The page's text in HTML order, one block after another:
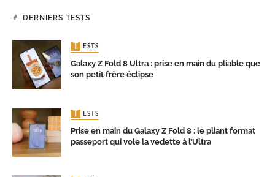
DERNIERS TESTS
TESTS
Galaxy Z Fold 8 Ultra : prise en main du pliable que
son petit frère éclipse
TESTS
Prise en main du Galaxy Z Fold 8 : le pliant format
passeport qui vole la vedette à l’Ultra